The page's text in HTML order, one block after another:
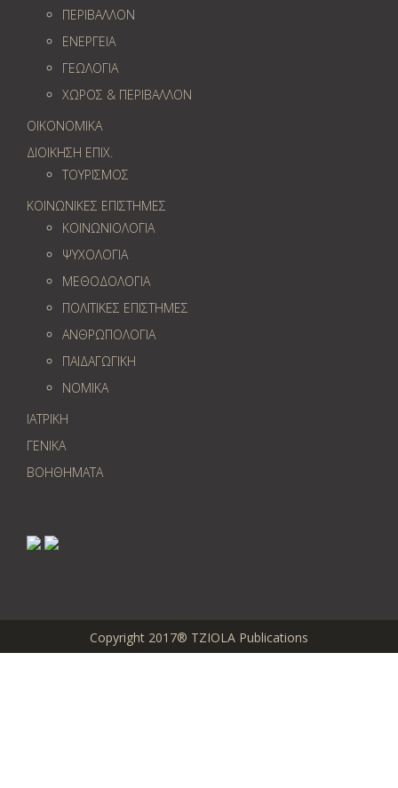
ΠΕΡΙΒΑΛΛΟΝ
ΕΝΕΡΓΕΙΑ
ΓΕΩΛOΓΙΑ
ΧΩΡΟΣ & ΠΕΡΙΒΑΛΛΟΝ
ΟΙΚΟΝΟΜΙΚΑ
ΔΙΟΙΚΗΣΗ ΕΠΙΧ.
ΤΟΥΡΙΣΜΟΣ
ΚΟΙΝΩΝΙΚΕΣ ΕΠΙΣΤΗΜΕΣ
ΚΟΙΝΩΝΙΟΛΟΓΙΑ
ΨΥΧΟΛΟΓΙΑ
ΜΕΘΟΔΟΛΟΓΙΑ
ΠΟΛΙΤΙΚΕΣ ΕΠΙΣΤΗΜΕΣ
ΑΝΘΡΩΠΟΛΟΓΙΑ
ΠΑΙΔΑΓΩΓΙΚΗ
ΝΟΜΙΚΑ
ΙΑΤΡΙΚΗ
ΓΕΝΙΚΑ
ΒΟΗΘΗΜΑΤΑ
Copyright 2017® TZIOLA Publications